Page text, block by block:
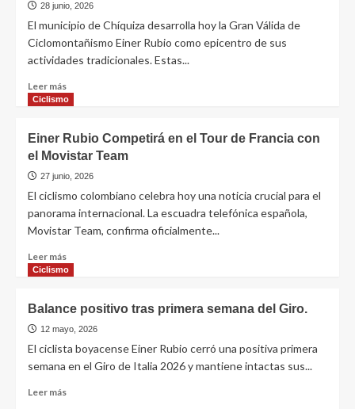
28 junio, 2026
El municipio de Chíquiza desarrolla hoy la Gran Válida de
Ciclomontañismo Einer Rubio como epicentro de sus
actividades tradicionales. Estas...
Leer más
Ciclismo
Einer Rubio Competirá en el Tour de Francia con
el Movistar Team
27 junio, 2026
El ciclismo colombiano celebra hoy una noticia crucial para el
panorama internacional. La escuadra telefónica española,
Movistar Team, confirma oficialmente...
Leer más
Ciclismo
Balance positivo tras primera semana del Giro.
12 mayo, 2026
El ciclista boyacense Einer Rubio cerró una positiva primera
semana en el Giro de Italia 2026 y mantiene intactas sus...
Leer más